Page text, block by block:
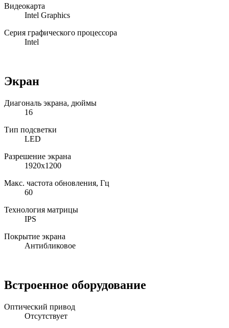
Видеокарта
Intel Graphics
Серия графического процессора
Intel
Экран
Диагональ экрана, дюймы
16
Тип подсветки
LED
Разрешение экрана
1920x1200
Макс. частота обновления, Гц
60
Технология матрицы
IPS
Покрытие экрана
Антибликовое
Встроенное оборудование
Оптический привод
Отсутствует